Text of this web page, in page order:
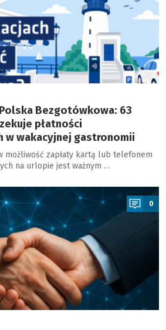
Bezgotówkowa: 63
płatności
w wakacyjnej gastronomii
możliwość zapłaty kartą lub telefonem
na urlopie jest ważnym …
0